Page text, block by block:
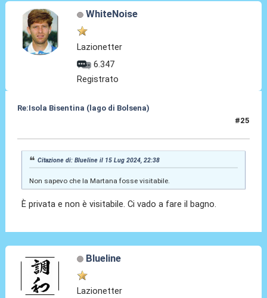
WhiteNoise
Lazionetter
6.347
Registrato
Re:Isola Bisentina (lago di Bolsena)
#25
Citazione di: Blueline il 15 Lug 2024, 22:38
Non sapevo che la Martana fosse visitabile.
È privata e non è visitabile. Ci vado a fare il bagno.
Blueline
Lazionetter